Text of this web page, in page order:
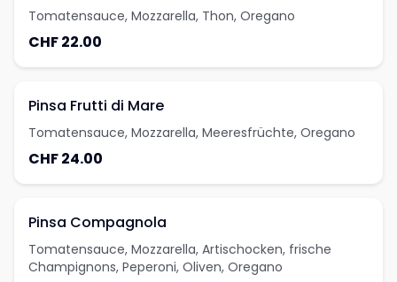
Tomatensauce, Mozzarella, Thon, Oregano
CHF 22.00
Pinsa Frutti di Mare
Tomatensauce, Mozzarella, Meeresfrüchte, Oregano
CHF 24.00
Pinsa Compagnola
Tomatensauce, Mozzarella, Artischocken, frische
Champignons, Peperoni, Oliven, Oregano